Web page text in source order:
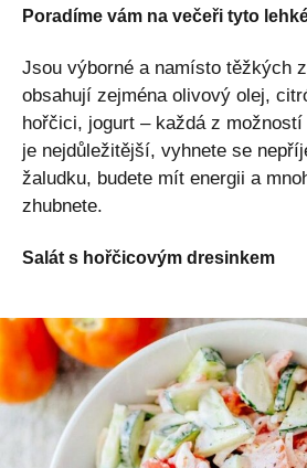
Poradíme vám na večeři tyto
Jsou výborné a namísto těžkých
obsahují zejména olivový olej,
hořčici, jogurt – každá z možností
je nejdůležitější, vyhnete se
žaludku, budete mít energii a
zhubnete.
Salát s hořčicovým dresinkem